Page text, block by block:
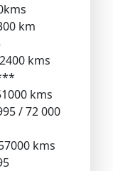
km
kms
kms
/ 72 000
kms